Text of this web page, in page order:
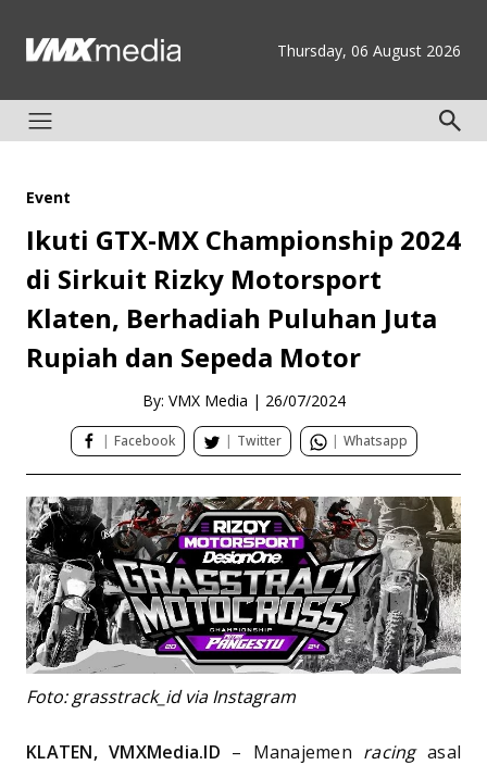
Thursday, 06 August 2026
Event
Ikuti GTX-MX Championship 2024
di Sirkuit Rizky Motorsport
Klaten, Berhadiah Puluhan Juta
Rupiah dan Sepeda Motor
By: VMX Media | 26/07/2024
| Facebook | Twitter | Whatsapp
Foto: grasstrack_id via Instagram
KLATEN, VMXMedia.ID – Manajemen racingasal